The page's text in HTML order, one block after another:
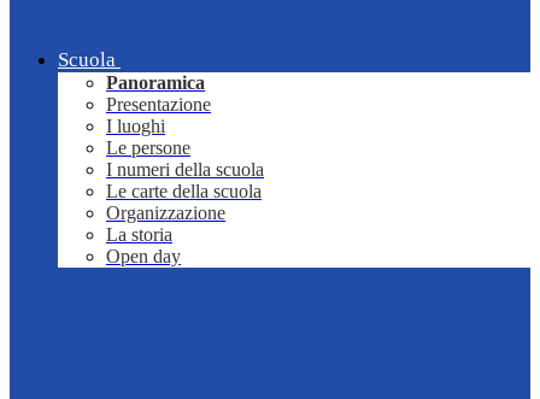
Scuola
Panoramica
Presentazione
I luoghi
Le persone
I numeri della scuola
Le carte della scuola
Organizzazione
La storia
Open day